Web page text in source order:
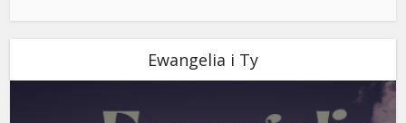
Ewangelia i Ty